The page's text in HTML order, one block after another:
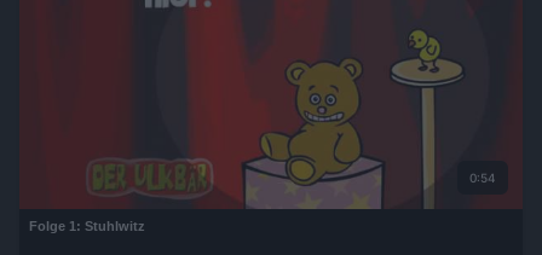
0:54
Folge 1: Stuhlwitz